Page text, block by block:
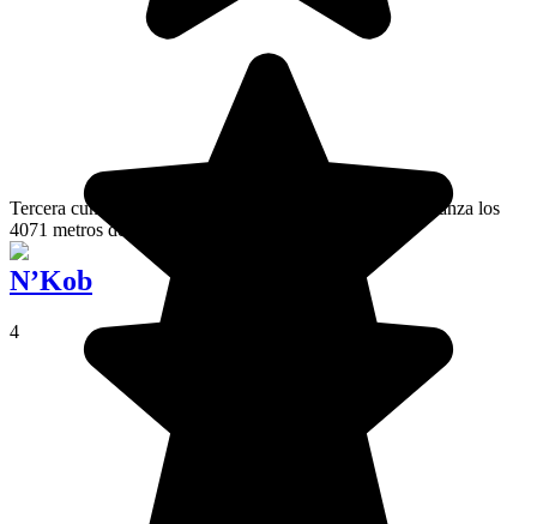
Tercera cumbre de Marruecos, el macizo del M'Goun alcanza los
4071 metros de altitud en el Alto Atlas.
N’Kob
4